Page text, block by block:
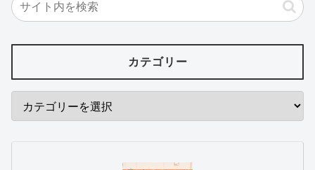
カテゴリー